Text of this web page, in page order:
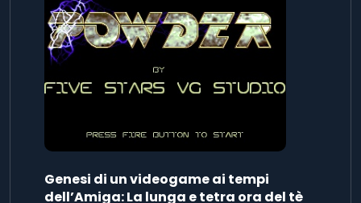
Genesi di un videogame ai tempi
dell’Amiga: La lunga e tetra ora del tè